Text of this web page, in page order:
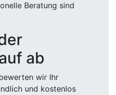
Beratung sind
ab
wir Ihr
und kostenlos